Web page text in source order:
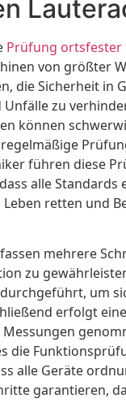
Prüfung ortsfester
von größter
die Sicherheit in
zu
können
führen diese
alle Standards
retten und
mehrere
zu
um
erfolgt
Messungen
die
alle Geräte
garantieren,